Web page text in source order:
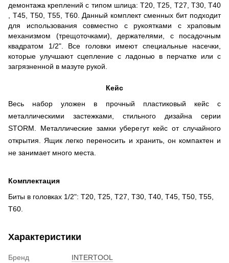
демонтажа креплений с типом шлица: T20, T25, T27, T30, T40
, T45, T50, T55, T60. Данный комплект сменных бит подходит
для использования совместно с рукоятками с храповым
механизмом (трещоточками), держателями, с посадочным
квадратом 1/2". Все головки имеют специальные насечки,
которые улучшают сцепление с ладонью в перчатке или с
загрязненной в мазуте рукой.
Кейс
Весь набор уложен в прочный пластиковый кейс с
металлическими застежками, стильного дизайна серии
STORM. Металлические замки уберегут кейс от случайного
открытия. Ящик легко переносить и хранить, он компактен и
не занимает много места.
Комплектация
Биты в головках 1/2": T20, T25, T27, T30, T40, T45, T50, T55,
T60.
Характеристики
Бренд INTERTOOL